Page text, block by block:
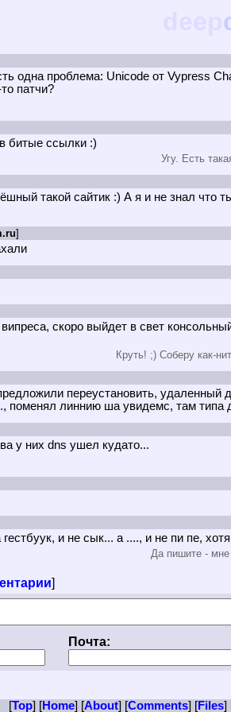
одна проблема: Unicode от Vypress
патчи?
битые ссылки :)
Угу. Есть
такой сайтик :) А я и не знал что
]
скоро выйдет в свет
Круть! ;) Соберу как-
переустановить, удаленный
поменял линнию ша увидемс, там типа
у них dns ушел кудато...
гестбуук, и не сык... а ...., и не пи пе,
Да пишите - мне
]
Почта:
[Top] [Home] [About] [Comments] [Files]